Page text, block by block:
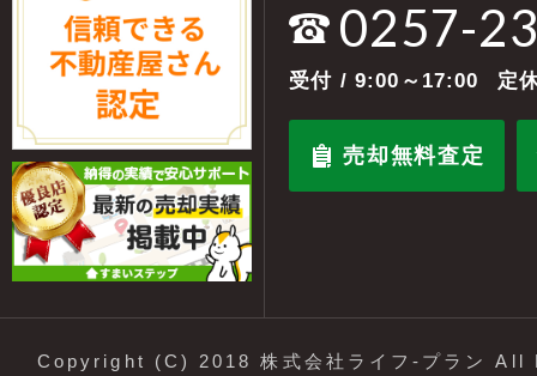
0257-
受付 / 9:00～17:00 定
売却無料査定
Copyright (C) 2018 株式会社ライフ-プラン